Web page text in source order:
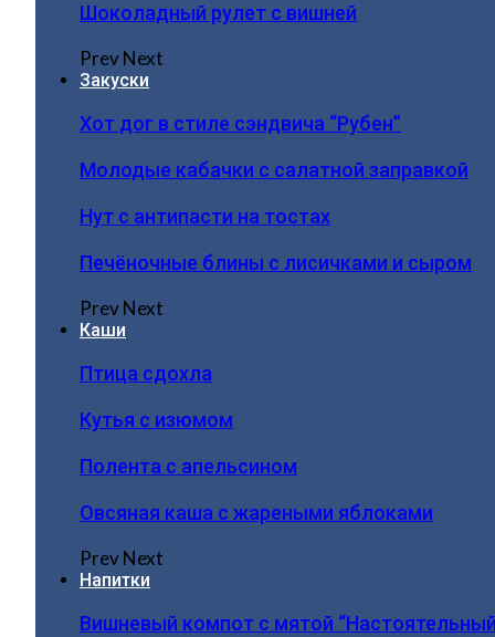
Шоколадный рулет с вишней
PrevNext
Закуски
Хот дог в стиле сэндвича “Рубен”
Молодые кабачки с салатной заправкой
Нут с антипасти на тостах
Печёночные блины с лисичками и сыром
PrevNext
Каши
Птица сдохла
Кутья с изюмом
Полента с апельсином
Овсяная каша с жареными яблоками
PrevNext
Напитки
Вишневый компот с мятой